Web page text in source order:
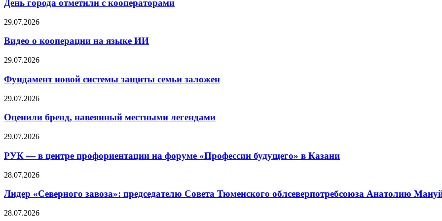
День города отметили с кооператорами
29.07.2026
Видео о кооперации на языке ИИ
29.07.2026
Фундамент новой системы защиты семьи заложен
29.07.2026
Оценили бренд, навеянный местными легендами
29.07.2026
РУК — в центре профориентации на форуме «Профессии будущего» в Казани
28.07.2026
Лидер «Северного завоза»: председателю Совета Тюменского облсеверпотребсоюза Анатолию
28.07.2026